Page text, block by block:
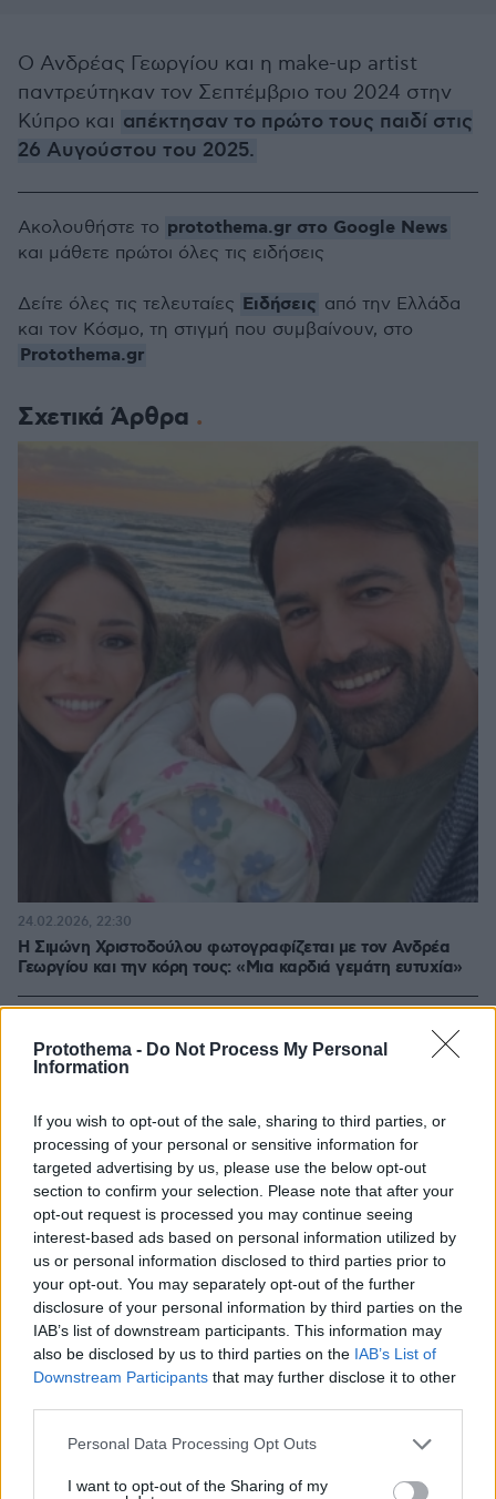
Protothema - Do Not Process My Personal
Information
If you wish to opt-out of the sale, sharing to third parties, or
processing of your personal or sensitive information for
targeted advertising by us, please use the below opt-out
section to confirm your selection. Please note that after your
opt-out request is processed you may continue seeing
interest-based ads based on personal information utilized by
us or personal information disclosed to third parties prior to
your opt-out. You may separately opt-out of the further
disclosure of your personal information by third parties on the
IAB’s list of downstream participants. This information may
also be disclosed by us to third parties on the IAB’s List of
Downstream Participants that may further disclose it to other
Please note that this website/app uses one or more Google
not limited to your visit or usage behaviour. You may click to
Personal Data Processing Opt Outs
I want to opt-out of the Sharing of my
Ο Ανδρέας Γεωργίου και η make-up artist
παντρεύτηκαν τον Σεπτέμβριο του 2024 στην
Κύπρο και απέκτησαν το πρώτο τους παιδί στις
26 Αυγούστου του 2025.
Σχετικά Άρθρα
Η Σιμώνη Χριστοδούλου φωτογραφίζεται με τον Ανδρέα
Γεωργίου και την κόρη τους: «Μια καρδιά γεμάτη ευτυχία»
24.02.2026, 22:30
07.01.2026, 09:58
Ακολουθήστε το protothema.gr στο Google News
και μάθετε πρώτοι όλες τις ειδήσεις
Δείτε όλες τις τελευταίες Ειδήσεις από την Ελλάδα
και τον Κόσμο, τη στιγμή που συμβαίνουν, στο
Protothema.gr